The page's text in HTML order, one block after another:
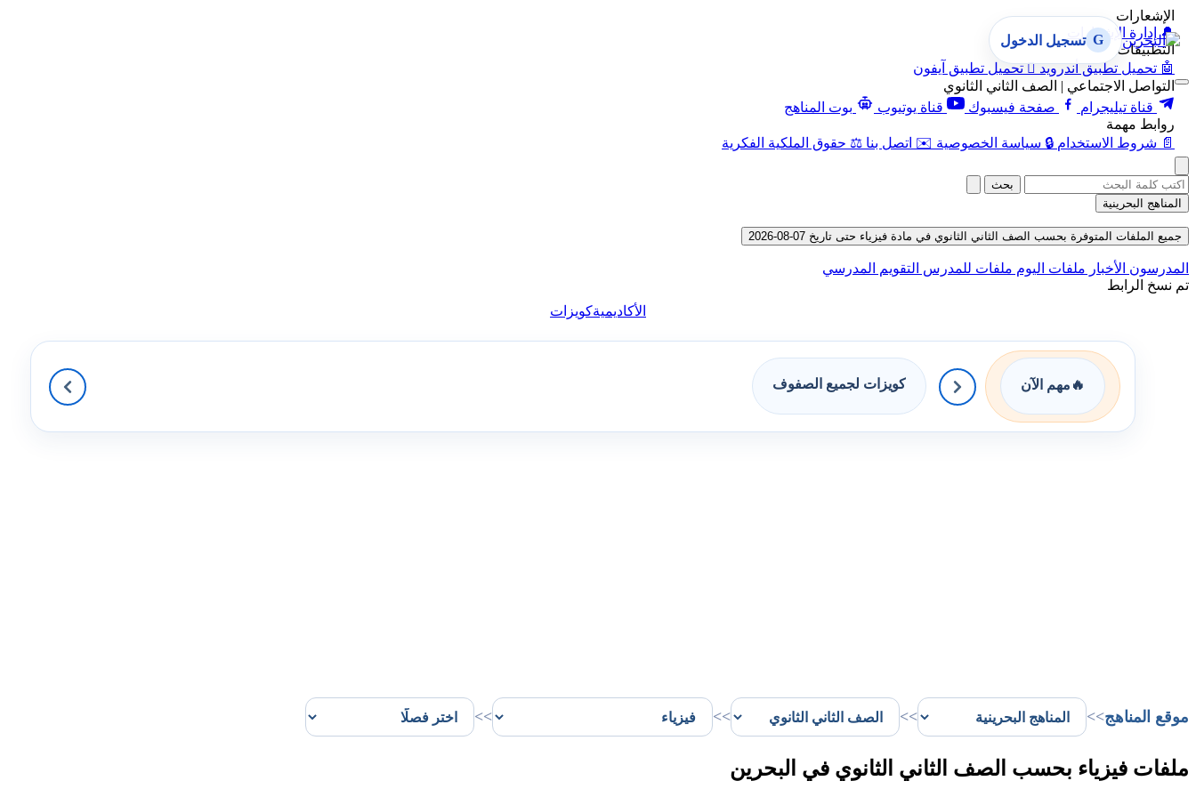
الإشعارات
🔔 إدارة الإشعارات
التطبيقات
🤖 تحميل تطبيق أندرويد  تحميل تطبيق آيفون
التواصل الاجتماعي | الصف الثاني الثانوي
قناة تيليجرام
صفحة فيسبوك قناة يوتيوب
بوت المناهج
روابط مهمة
📄 شروط الاستخدام 🔒 سياسة الخصوصية ✉️ اتصل بنا ⚖️ حقوق الملكية الفكرية
G تسجيل الدخول
بحث
المناهج البحرينية
جميع الملفات المتوفرة بحسب الصف الثاني الثانوي في مادة فيزياء حتى تاريخ 07-08-2026
المدرسون الأخبار ملفات اليوم ملفات للمدرس التقويم المدرسي
تم نسخ الرابط
الأكاديميةكويزات
🔥 مهم الآن كويزات لجميع الصفوف
موقع المناهج>>
>>
>>
>>
ملفات فيزياء بحسب الصف الثاني الثانوي في البحرين